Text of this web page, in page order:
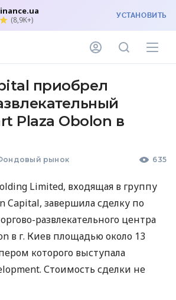
(8,9K+) УСТАНОВИТЬ
приобрел
Plaza Obolon в
рынок 635
Limited, входящая в группу
Capital, завершила сделку по
развлекательного центра
в г. Киев площадью около 13
которого выступала
Стоимость сделки не